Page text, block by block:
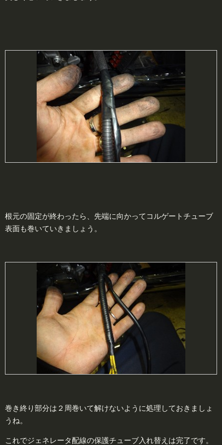
根元の固定が終わったら、先端に向かってコルゲートチューブ
表面も巻いていきましょう。
巻き終り部分は２周巻いて解けないように処理しておきましょ
うね。
これでジェネレータ配線の保護チューブ入れ替えは完了です。